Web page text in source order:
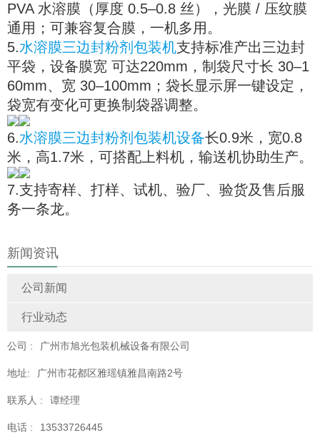
新闻资讯
公司新闻
行业动态
公司 : 广州市旭光包装机械设备有限公司
地址: 广州市花都区雅瑶镇雅昌南路2号
联系人 : 谭经理
电话 : 13533726445
PVA 水溶膜（厚度 0.5–0.8 丝），光膜 / 压纹膜
通用；可兼容复合膜，一机多用。
5.水溶膜三边封粉剂包装机支持标准产出三边封
平袋，设备膜宽 可达220mm，制袋尺寸长 30–1
60mm、宽 30–100mm；袋长显示屏一键设定，
袋宽有变化可更换制袋器调整。
6.水溶膜三边封粉剂包装机设备长0.9米，宽0.8
米，高1.7米，可搭配上料机，输送机协助生产。
7.支持寄样、打样、试机、验厂、验货及售后服
务一条龙。